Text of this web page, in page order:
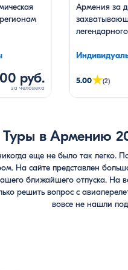
руб.
Армения за
5.00★(2)
Туры в Армению
еще не было так легко.
На сайте представлен
ближайшего отпуска. На
решить вопрос с
вовсе не нашли